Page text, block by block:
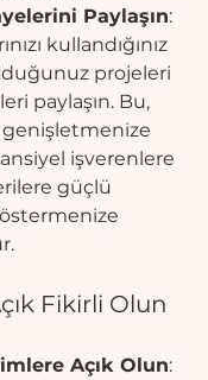
Paylaşın:
kullandığınız
projeleri
paylaşın. Bu,
genişletmenize
işverenlere
güçlü
Fikirli Olun
Açık Olun: